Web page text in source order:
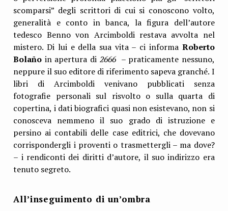
scomparsi” degli scrittori di cui si conoscono volto,
generalità e conto in banca, la figura dell’autore
tedesco Benno von Arcimboldi restava avvolta nel
mistero. Di lui e della sua vita – ci informa Roberto
Bolaño in apertura di 2666 – praticamente nessuno,
neppure il suo editore di riferimento sapeva granché. I
libri di Arcimboldi venivano pubblicati senza
fotografie personali sul risvolto o sulla quarta di
copertina, i dati biografici quasi non esistevano, non si
conosceva nemmeno il suo grado di istruzione e
persino ai contabili delle case editrici, che dovevano
corrispondergli i proventi o trasmettergli – ma dove?
– i rendiconti dei diritti d’autore, il suo indirizzo era
tenuto segreto.
All’inseguimento di un’ombra